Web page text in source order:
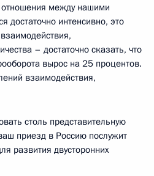
между нашими
достаточно интенсивно, это
– достаточно сказать, что
вырос на 25 процентов.
взаимодействия,
столь представительную
приезд в Россию послужит
развития двусторонних